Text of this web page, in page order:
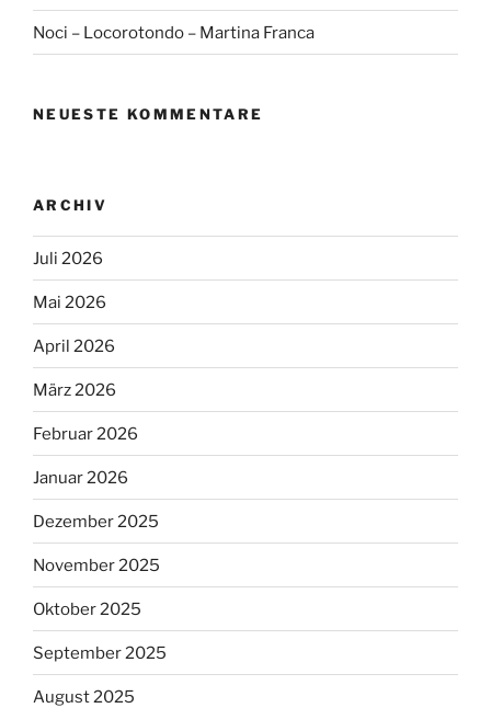
Noci – Locorotondo – Martina Franca
NEUESTE KOMMENTARE
ARCHIV
Juli 2026
Mai 2026
April 2026
März 2026
Februar 2026
Januar 2026
Dezember 2025
November 2025
Oktober 2025
September 2025
August 2025